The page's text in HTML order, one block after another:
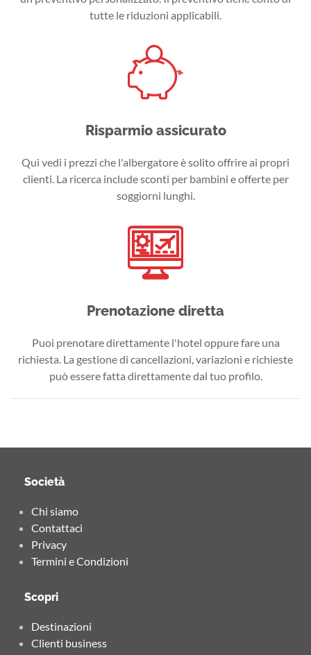
tutte le riduzioni applicabili.
Risparmio assicurato
Qui vedi i prezzi che l'albergatore è solito offrire ai propri
clienti. La ricerca include sconti per bambini e offerte per
soggiorni lunghi.
Prenotazione diretta
Puoi prenotare direttamente l'hotel oppure fare una
richiesta. La gestione di cancellazioni, variazioni e richieste
può essere fatta direttamente dal tuo profilo.
Società
Chi siamo
Contattaci
Privacy
Termini e Condizioni
Scopri
Destinazioni
Clienti business